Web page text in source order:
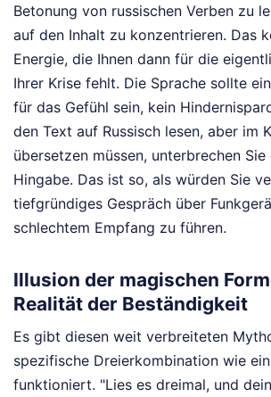
Betonung von russischen Verben zu
auf den Inhalt zu konzentrieren. Das
Energie, die Ihnen dann für die
Ihrer Krise fehlt. Die Sprache sollte
für das Gefühl sein, kein
den Text auf Russisch lesen, aber im
übersetzen müssen, unterbrechen Sie
Hingabe. Das ist so, als würden Sie
tiefgründiges Gespräch über
schlechtem Empfang zu führen.
Illusion der magischen
Realität der Beständigkeit
Es gibt diesen weit verbreiteten
spezifische Dreierkombination wie
funktioniert. "Lies es dreimal, und